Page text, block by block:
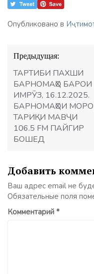
Опубликовано в
Навигация
по
записям
Предыдущая:
ТАРТИБИ ПАХШИ
БАРНОМАҲО БАРОИ
ИМРӮЗ, 16.12.2025.
БАРНОМАҲОИ МОРО
ТАРИҚИ МАВҶИ
106.5 FM ПАЙГИР
БОШЕД
Добавить
Ваш адрес email не
Обязательные поля
Комментарий *